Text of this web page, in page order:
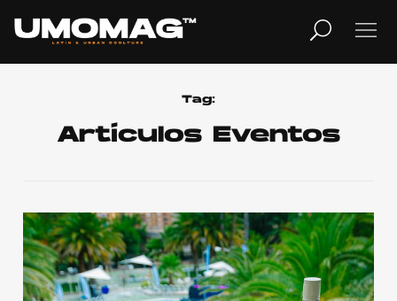
Tag:
Artículos Eventos